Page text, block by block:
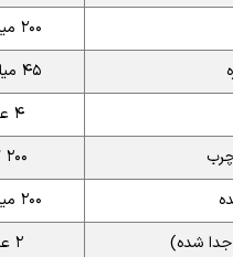
۲۰۰ میلی‌لیتر
۴۵ میلی‌لیتر
۴ عدد
۲۰۰ گرم
۲۰۰ میلی‌لیتر
شده)
۲ عدد